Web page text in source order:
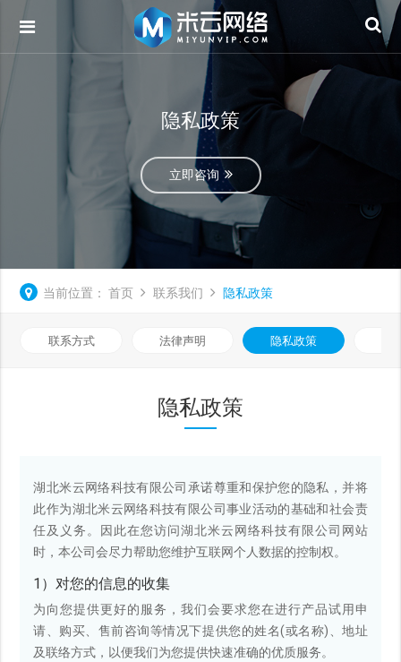
隐私政策
立即咨询
当前位置： 首页 联系我们 隐私政策
联系方式 法律声明 隐私政策
隐私政策
湖北米云网络科技有限公司承诺尊重和保护您的隐私，并将
此作为湖北米云网络科技有限公司事业活动的基础和社会责
任及义务。因此在您访问湖北米云网络科技有限公司网站
时，本公司会尽力帮助您维护互联网个人数据的控制权。
1）对您的信息的收集
为向您提供更好的服务，我们会要求您在进行产品试用申
请、购买、售前咨询等情况下提供您的姓名(或名称)、地址
及联络方式，以便我们为您提供快速准确的优质服务。